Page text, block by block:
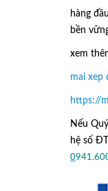
hàng
bền
xem
mai xep
https://
Nếu
hệ số
0